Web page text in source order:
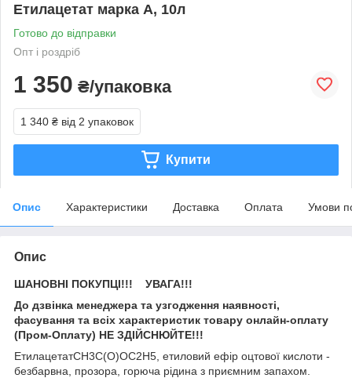
Етилацетат марка А, 10л
Готово до відправки
Опт і роздріб
1 350 ₴/упаковка
1 340 ₴ від 2 упаковок
Купити
Опис Характеристики Доставка Оплата Умови
Опис
ШАНОВНІ ПОКУПЦІ!!! УВАГА!!!
До дзвінка менеджера та узгодження наявності,
фасування та всіх характеристик товару онлайн-оплату
(Пром-Оплату) НЕ ЗДІЙСНЮЙТЕ!!!
ЕтилацетатCH3C(O)OC2H5, етиловий ефір оцтової кислоти -
безбарвна, прозора, горюча рідина з приємним запахом.